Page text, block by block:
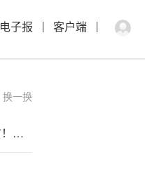
电子报 客户端
换一换
严重财务—造:假，300280退市！阻碍执法 “首恶”终身禁入